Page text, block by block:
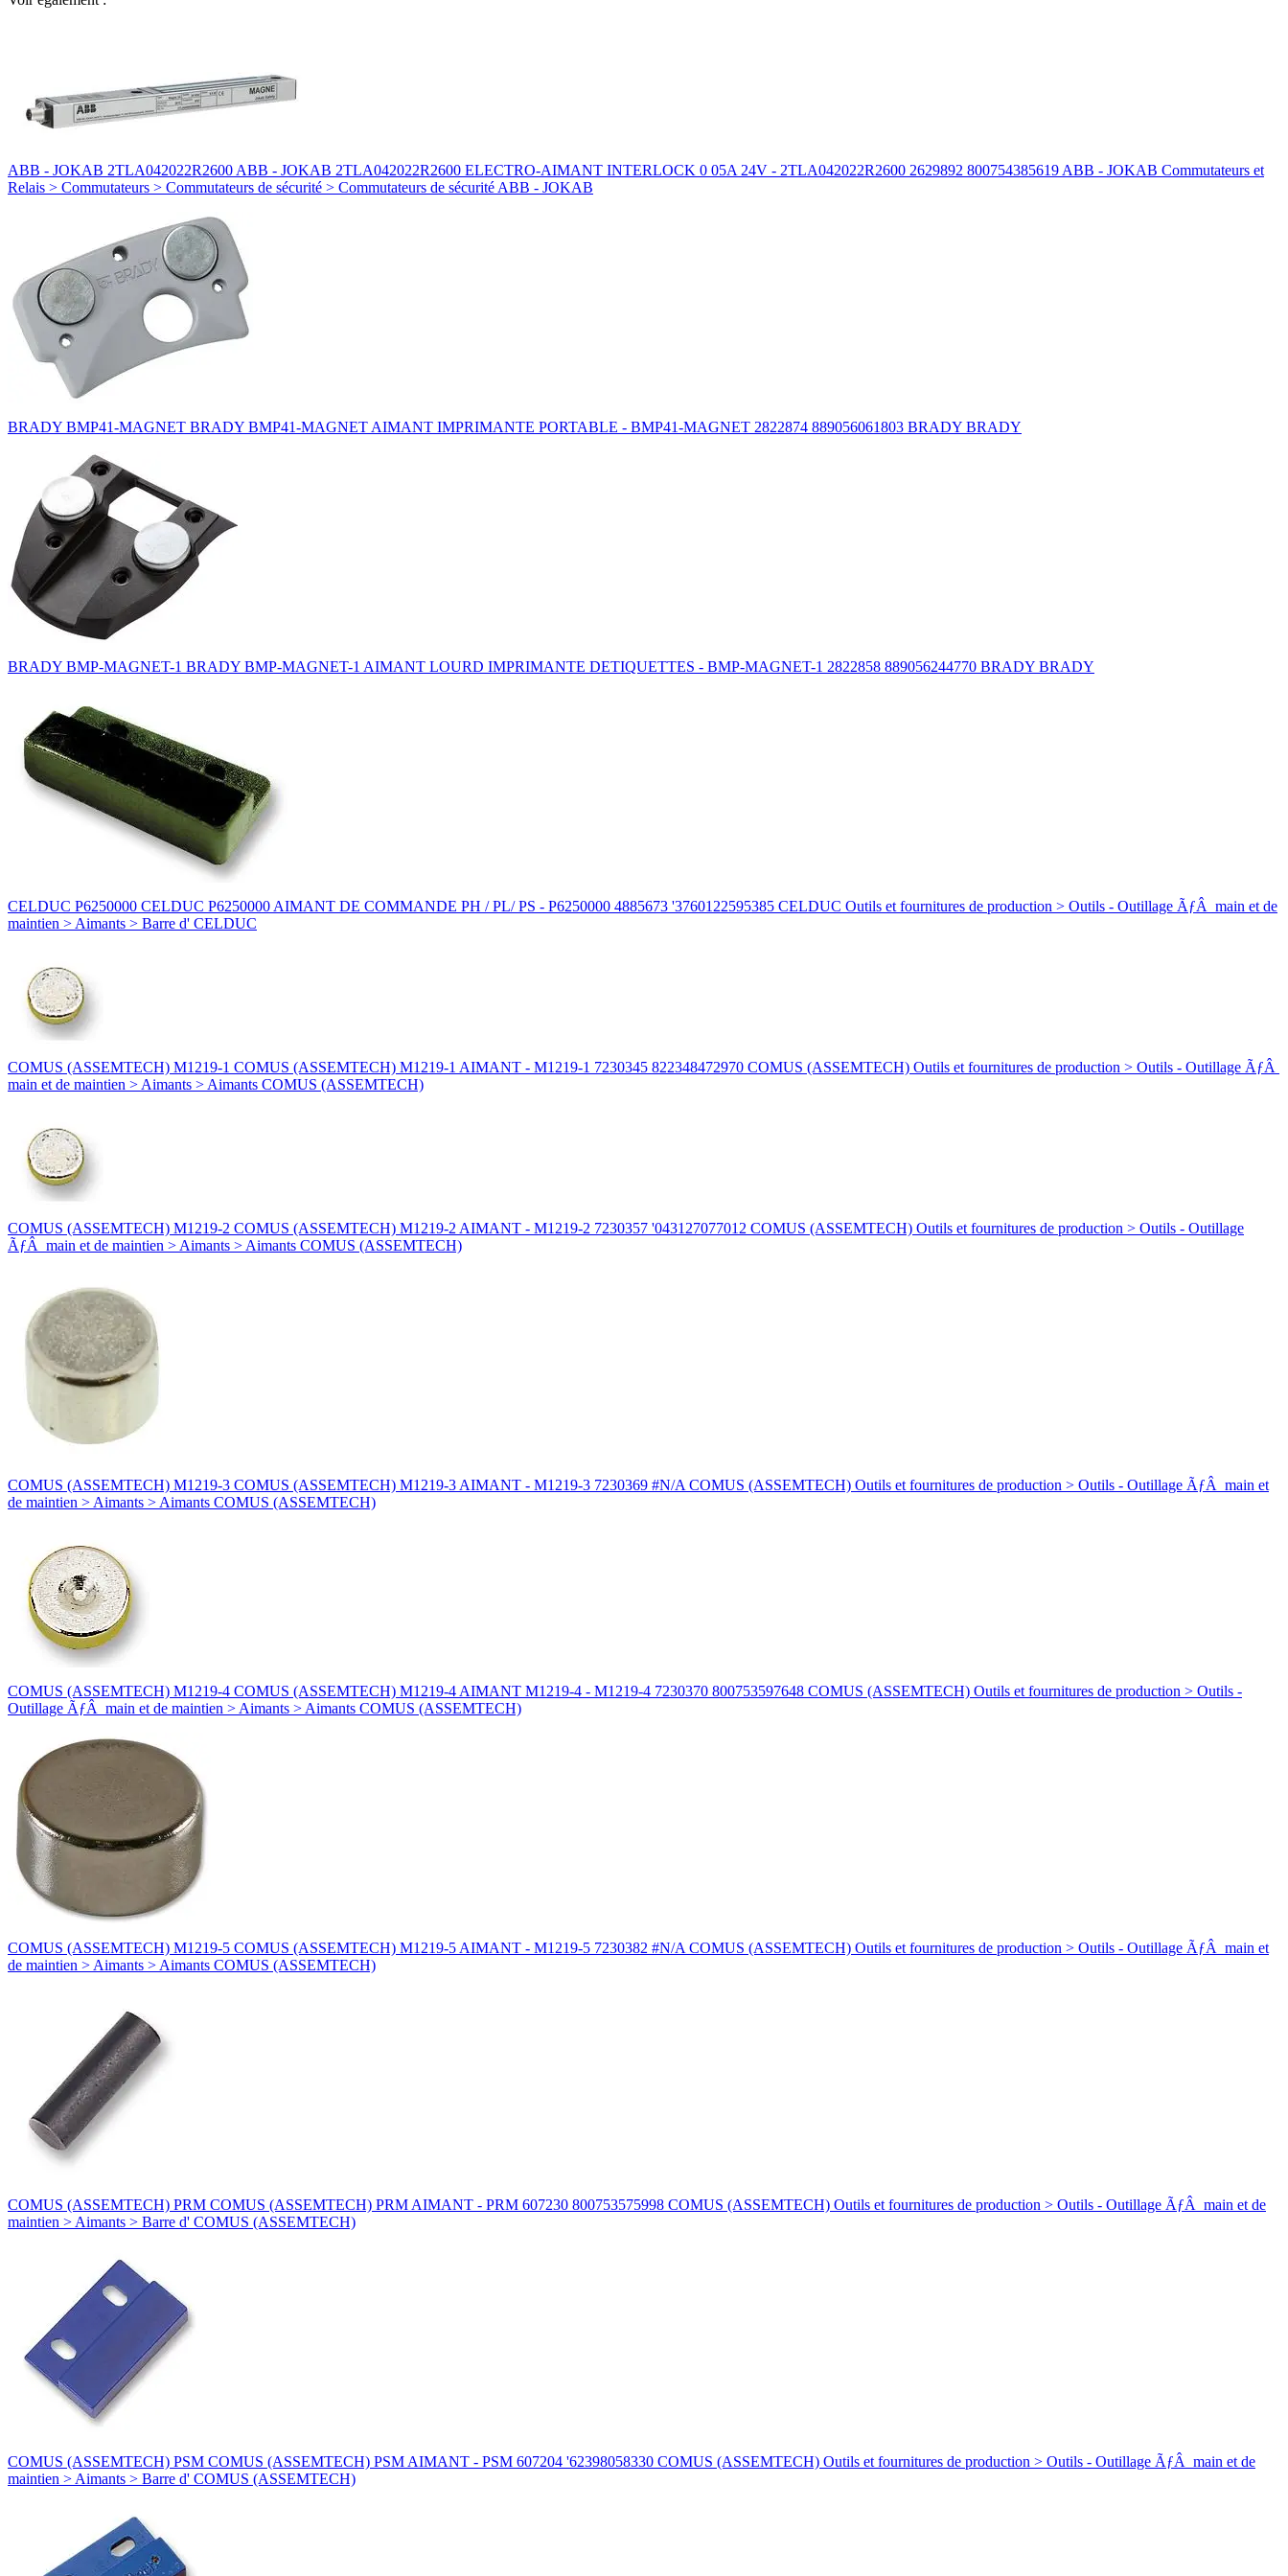
ABB - JOKAB 2TLA042022R2600 ABB - JOKAB 2TLA042022R2600 ELECTRO-AIMANT INTERLOCK 0 05A 24V - 2TLA042022R2600 2629892 800754385619 ABB - JOKAB Commutateurs et
Relais > Commutateurs > Commutateurs de sécurité > Commutateurs de sécurité ABB - JOKAB
BRADY BMP41-MAGNET BRADY BMP41-MAGNET AIMANT IMPRIMANTE PORTABLE - BMP41-MAGNET 2822874 889056061803 BRADY BRADY
BRADY BMP-MAGNET-1 BRADY BMP-MAGNET-1 AIMANT LOURD IMPRIMANTE DETIQUETTES - BMP-MAGNET-1 2822858 889056244770 BRADY BRADY
CELDUC P6250000 CELDUC P6250000 AIMANT DE COMMANDE PH / PL/ PS - P6250000 4885673 '3760122595385 CELDUC Outils et fournitures de production > Outils - Outillage ÃƒÂ main et de
maintien > Aimants > Barre d' CELDUC
COMUS (ASSEMTECH) M1219-1 COMUS (ASSEMTECH) M1219-1 AIMANT - M1219-1 7230345 822348472970 COMUS (ASSEMTECH) Outils et fournitures de production > Outils - Outillage ÃƒÂ
main et de maintien > Aimants > Aimants COMUS (ASSEMTECH)
COMUS (ASSEMTECH) M1219-2 COMUS (ASSEMTECH) M1219-2 AIMANT - M1219-2 7230357 '043127077012 COMUS (ASSEMTECH) Outils et fournitures de production > Outils - Outillage
ÃƒÂ main et de maintien > Aimants > Aimants COMUS (ASSEMTECH)
COMUS (ASSEMTECH) M1219-3 COMUS (ASSEMTECH) M1219-3 AIMANT - M1219-3 7230369 #N/A COMUS (ASSEMTECH) Outils et fournitures de production > Outils - Outillage ÃƒÂ main et
de maintien > Aimants > Aimants COMUS (ASSEMTECH)
COMUS (ASSEMTECH) M1219-4 COMUS (ASSEMTECH) M1219-4 AIMANT M1219-4 - M1219-4 7230370 800753597648 COMUS (ASSEMTECH) Outils et fournitures de production > Outils -
Outillage ÃƒÂ main et de maintien > Aimants > Aimants COMUS (ASSEMTECH)
COMUS (ASSEMTECH) M1219-5 COMUS (ASSEMTECH) M1219-5 AIMANT - M1219-5 7230382 #N/A COMUS (ASSEMTECH) Outils et fournitures de production > Outils - Outillage ÃƒÂ main et
de maintien > Aimants > Aimants COMUS (ASSEMTECH)
COMUS (ASSEMTECH) PRM COMUS (ASSEMTECH) PRM AIMANT - PRM 607230 800753575998 COMUS (ASSEMTECH) Outils et fournitures de production > Outils - Outillage ÃƒÂ main et de
maintien > Aimants > Barre d' COMUS (ASSEMTECH)
COMUS (ASSEMTECH) PSM COMUS (ASSEMTECH) PSM AIMANT - PSM 607204 '62398058330 COMUS (ASSEMTECH) Outils et fournitures de production > Outils - Outillage ÃƒÂ main et de
maintien > Aimants > Barre d' COMUS (ASSEMTECH)